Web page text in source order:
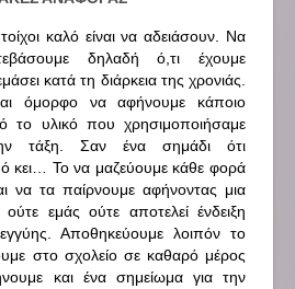
καλό είναι να αδειάσουν. Να
δηλαδή ό,τι έχουμε
κατά τη διάρκεια της χρονιάς.
όμορφο να αφήνουμε κάποιο
το υλικό που χρησιμοποιήσαμε
τάξη. Σαν ένα σημάδι ότι
κει… Το να μαζεύουμε κάθε φορά
να τα παίρνουμε αφήνοντας μια
εμάς ούτε αποτελεί ένδειξη
Αποθηκεύουμε λοιπόν το
στο σχολείο σε καθαρό μέρος
και ένα σημείωμα για την